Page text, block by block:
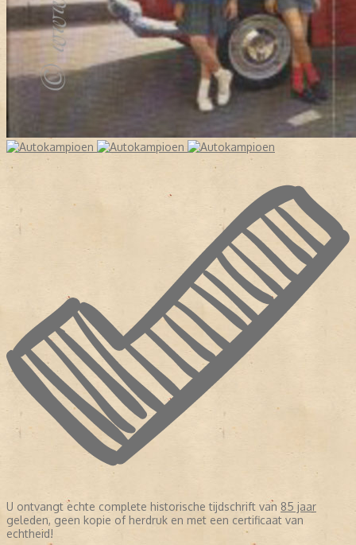
U ontvangt echte complete historische tijdschrift van 85 jaar
geleden, geen kopie of herdruk en met een certificaat van
echtheid!